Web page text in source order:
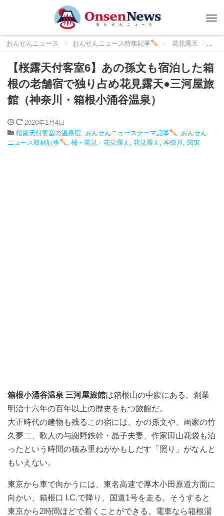
おんせんニュース おんせんニュース特集記事 花見露天
【桜露天付客室6】あの孫文も宿泊した箱
根の老舗宿で独り占め花見露天●三河屋旅
館（神奈川・箱根小涌谷温泉）
2020年1月4日
桜露天付客室の温泉宿, おんせんニューステーマ記事 , おんせん
ニュース取材記事
, 桜・花見・花見露天, 花見露天, 神奈川 , 関東
箱根小涌谷温泉 三河屋旅館は箱根山の中腹にある、創業
明治十六年の百年以上の歴史をもつ旅館だ。
大正時代の建物も残るこの宿には、かの孫文や、画家の竹
久夢二、歌人の与謝野鉄幹・晶子夫妻、作家田山花袋も泊
ったという時間の積み重ねがかもしだす「照り」がなんと
もいえない。
東京から車で向かうには、東名高速で厚木小田原道方面に
向かい、箱根口 I.C.で降り、国道1号を走る。そうすると
東京から2時間ほどで着くことができる。電車なら箱根湯